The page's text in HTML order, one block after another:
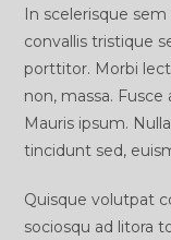
In scelerisque
convallis tristique
porttitor. Morbi
non, massa. Fusce
Mauris ipsum.
tincidunt sed,
Quisque volutpat
sociosqu ad litora